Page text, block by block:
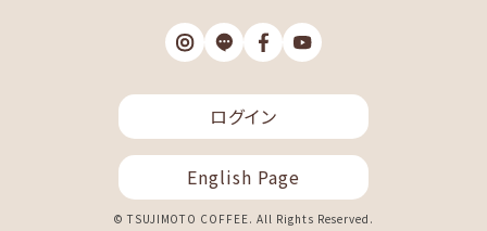
ログイン
English Page
© TSUJIMOTO COFFEE. All Rights Reserved.